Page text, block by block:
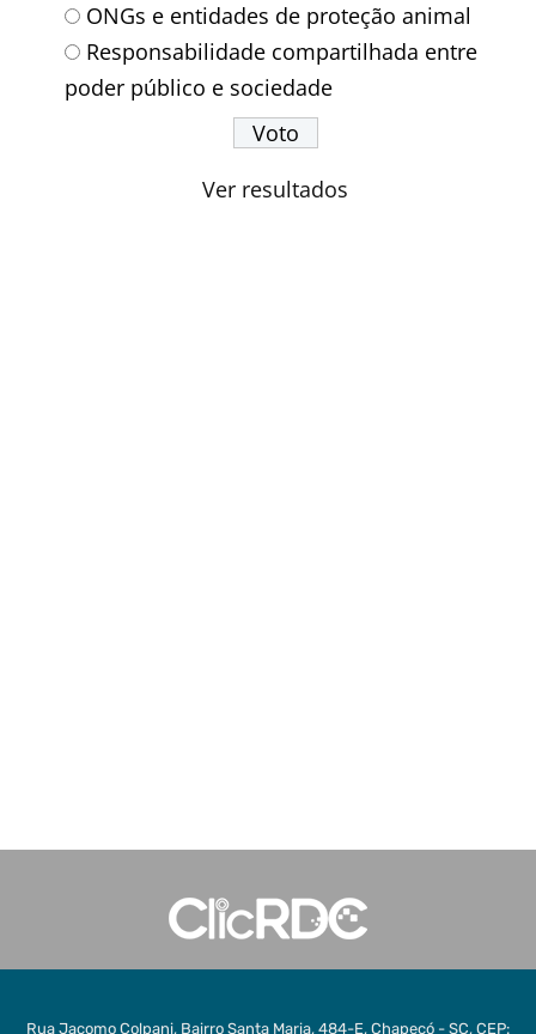
ONGs e entidades de proteção animal
Responsabilidade compartilhada entre
poder público e sociedade
Ver resultados
Rua Jacomo Colpani, Bairro Santa Maria, 484-E, Chapecó - SC, CEP: